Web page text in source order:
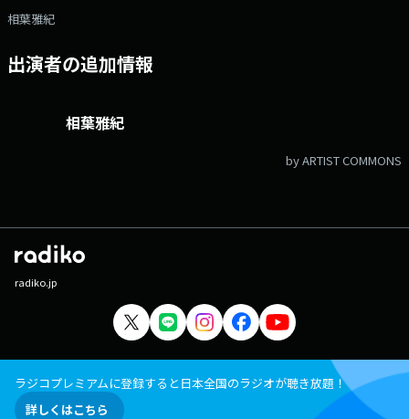
相葉雅紀
出演者の追加情報
相葉雅紀
by ARTIST COMMONS
radiko.jp
ラジコプレミアムに登録すると日本全国のラジオが聴き放題！
詳しくはこちら